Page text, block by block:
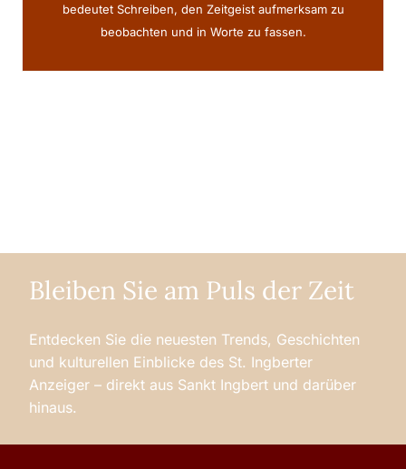
bedeutet Schreiben, den Zeitgeist aufmerksam zu
beobachten und in Worte zu fassen.
Bleiben Sie am Puls der Zeit
Entdecken Sie die neuesten Trends, Geschichten
und kulturellen Einblicke des St. Ingberter
Anzeiger – direkt aus Sankt Ingbert und darüber
hinaus.